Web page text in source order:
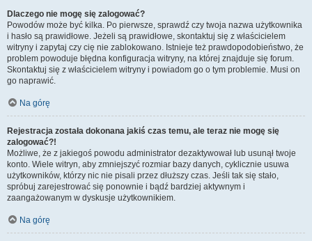
Dlaczego nie mogę się zalogować?
Powodów może być kilka. Po pierwsze, sprawdź czy twoja nazwa użytkownika
i hasło są prawidłowe. Jeżeli są prawidłowe, skontaktuj się z właścicielem
witryny i zapytaj czy cię nie zablokowano. Istnieje też prawdopodobieństwo, że
problem powoduje błędna konfiguracja witryny, na której znajduje się forum.
Skontaktuj się z właścicielem witryny i powiadom go o tym problemie. Musi on
go naprawić.
Na górę
Rejestracja została dokonana jakiś czas temu, ale teraz nie mogę się
zalogować?!
Możliwe, że z jakiegoś powodu administrator dezaktywował lub usunął twoje
konto. Wiele witryn, aby zmniejszyć rozmiar bazy danych, cyklicznie usuwa
użytkowników, którzy nic nie pisali przez dłuższy czas. Jeśli tak się stało,
spróbuj zarejestrować się ponownie i bądź bardziej aktywnym i
zaangażowanym w dyskusje użytkownikiem.
Na górę